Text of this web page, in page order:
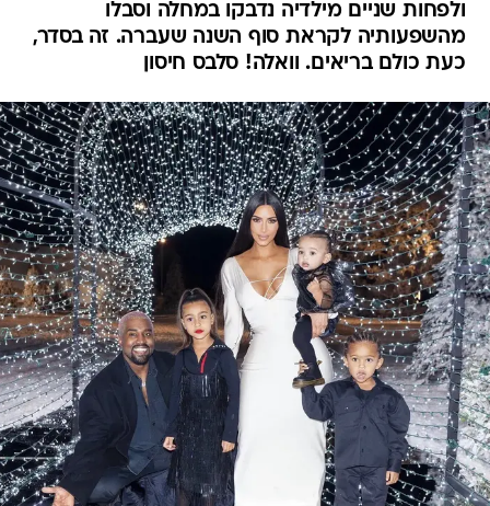
ולפחות שניים מילדיה נדבקו במחלה וסבלו
מהשפעותיה לקראת סוף השנה שעברה. זה בסדר,
כעת כולם בריאים. וואלה! סלבס חיסון